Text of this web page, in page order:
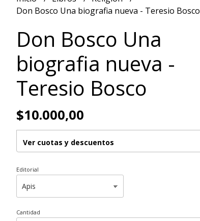
Don Bosco Una biografia nueva - Teresio Bosco
Don Bosco Una
biografia nueva -
Teresio Bosco
$10.000,00
Ver cuotas y descuentos
Editorial
Cantidad